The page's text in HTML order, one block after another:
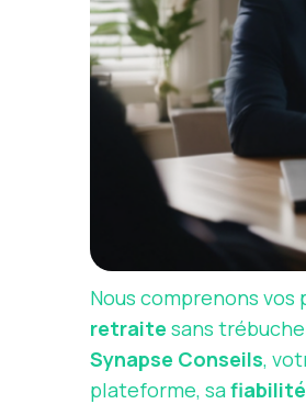
Nous comprenons
retraite sans
Synapse Conseils,
plateforme, safiabilité